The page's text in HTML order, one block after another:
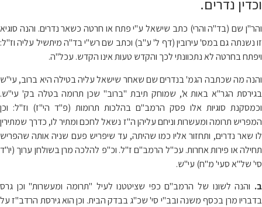
וכדין נדרים.
והר"ן שם (בד"ה והרי) כתב שישאל ע"י פתח או חרטה כשאר נדרים. והנה סוגיא
זו נשנתה גם במס' עירובין (דף ל' ע"ב) וכתב שם רש"י בד"ה מיתשיל עליה וז"ל:
ויפתח בחרטה לא נתכוונתי לכך והקדש טעות אינו הקדש. עכל"ה.
והנה מה שכתבה הגמ' בנדרים שם שאחר שישאל עליה בטילה היא ברוב, עי"ש
בגירסת הגר"א באות א', שמוחק תיבת "ברוב" שכן תרומה בטלה בק' עי"ש.
וכמסקנת סוגיות אלו פסק הרמב"ם בהלכות תרומות (פ"ד הי"ז) וז"ל: וכן
המפריש תרומה ומעשרות וניחם עליהן ה"ז נשאל לחכם ומתיר לו, כדרך שמתירין
לו שאר נדרים, ותחזור אליו כמו שהיתה, עד שיפריש פעם שניה אותה שהפריש
תחילה או פירות אחרות. עכ"ל הרמב"ם ז"ל. וכ"פ להלכה מרן בשולחן ערוך (יו"ד
סי' של"א סעי' מ"ח) עי"ש.
ב. והנה לשונו של הרמב"ם כפי שציטטנו לעיל "תרומה ומעשרות" וכן גרס
בדבריו מרן בכסף משנה ובב"י סי' שכ"ג בבדק הבית. וכן הוא גירסת הרדב"ז על